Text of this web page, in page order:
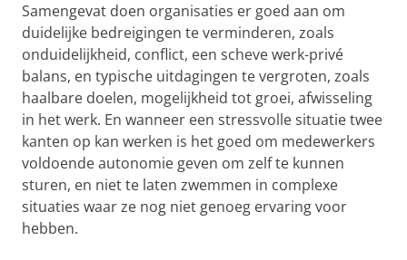
Samengevat doen organisaties er goed aan om
duidelijke bedreigingen te verminderen, zoals
onduidelijkheid, conflict, een scheve werk-privé
balans, en typische uitdagingen te vergroten, zoals
haalbare doelen, mogelijkheid tot groei, afwisseling
in het werk. En wanneer een stressvolle situatie twee
kanten op kan werken is het goed om medewerkers
voldoende autonomie geven om zelf te kunnen
sturen, en niet te laten zwemmen in complexe
situaties waar ze nog niet genoeg ervaring voor
hebben.